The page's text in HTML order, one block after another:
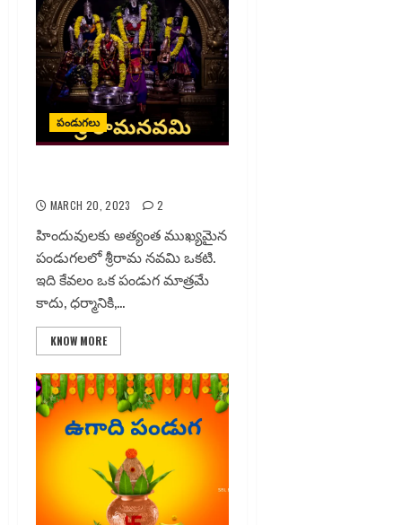
పండుగలు
MARCH 20, 2023 2
హిందువులకు అత్యంత ముఖ్యమైన
పండుగలలో శ్రీరామ నవమి ఒకటి.
ఇది కేవలం ఒక పండుగ మాత్రమే
కాదు, ధర్మానికి,...
KNOW MORE